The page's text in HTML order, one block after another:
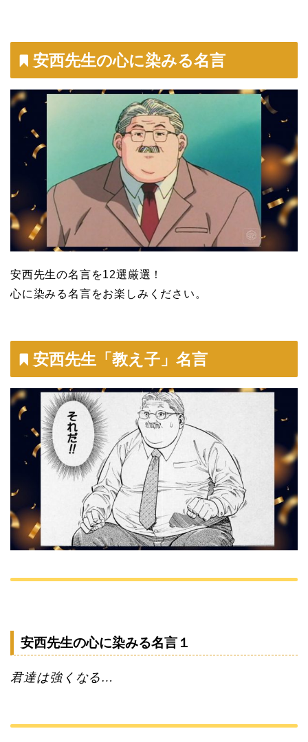
安西先生の心に染みる名言
安西先生の名言を12選厳選！
心に染みる名言をお楽しみください。
安西先生「教え子」名言
安西先生の心に染みる名言１
君達は強くなる…